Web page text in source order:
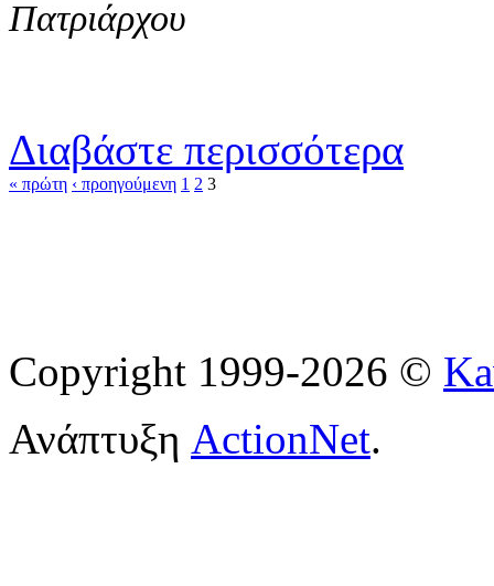
Πατριάρχου
Διαβάστε περισσότερα
« πρώτη ‹ προηγούμενη 1 2 3
Copyright 1999-2026 ©
Ανάπτυξη ActionNet.